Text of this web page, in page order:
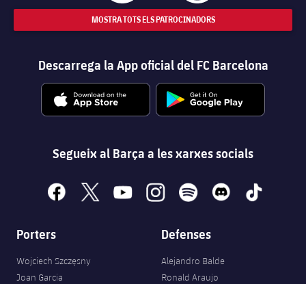
MOSTRA TOTS ELS PATROCINADORS
Descarrega la App oficial del FC Barcelona
Segueix al Barça a les xarxes socials
facebook
x youtubeinstagramspotify discord tiktok
Porters
Wojciech Szczęsny
Joan Garcia
Defenses
Alejandro Balde
Ronald Araujo